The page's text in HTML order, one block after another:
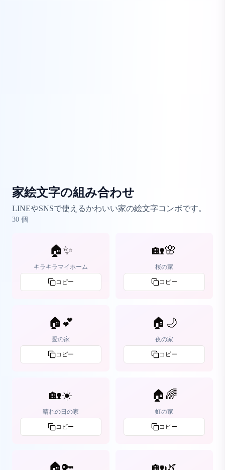
家絵文字の組み合わせ
LINEやSNSで使えるかわいい家の絵文字コンボです。
30 個
🏠✨
キラキラマイホーム
コピー
🏡🌸
桜の家
コピー
🏠💕
愛の家
コピー
🏠🌙
夜の家
コピー
🏡☀️
晴れの日の家
コピー
🏠🌈
虹の家
コピー